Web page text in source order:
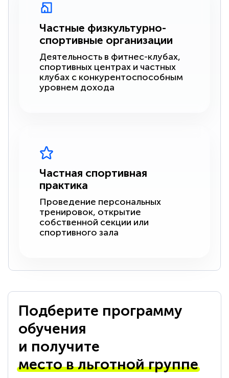
Частные физкультурно-
спортивные организации
Деятельность в фитнес-клубах,
спортивных центрах и частных
клубах с конкурентоспособным
уровнем дохода
Частная спортивная
практика
Проведение персональных
тренировок, открытие
собственной секции или
спортивного зала
Подберите программу
обучения
и получите
место в льготной группе